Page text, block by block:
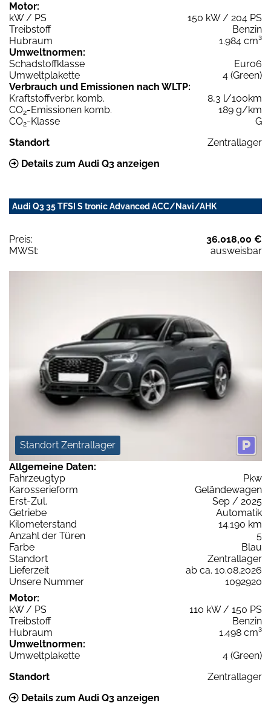
Motor:
kW / PS
150 kW / 204 PS
Treibstoff
Benzin
Hubraum
1.984 cm³
Umweltnormen:
Schadstoffklasse
Euro6
Umweltplakette
4 (Green)
Verbrauch und Emissionen nach WLTP:
Kraftstoffverbr. komb.
8,3 l/100km
CO2-Emissionen komb.
189 g/km
CO2-Klasse
G
Standort
Zentrallager
Details zum Audi Q3 anzeigen
Audi Q3 35 TFSI S tronic Advanced ACC/Navi/AHK
Preis:
36.018,00 €
MWSt:
ausweisbar
Standort Zentrallager
Allgemeine Daten:
Fahrzeugtyp
Pkw
Karosserieform
Geländewagen
Erst-Zul.
Sep / 2025
Getriebe
Automatik
Kilometerstand
14.190 km
Anzahl der Türen
5
Farbe
Blau
Standort
Zentrallager
Lieferzeit
ab ca. 10.08.2026
Unsere Nummer
1092920
Motor:
kW / PS
110 kW / 150 PS
Treibstoff
Benzin
Hubraum
1.498 cm³
Umweltnormen:
Umweltplakette
4 (Green)
Standort
Zentrallager
Details zum Audi Q3 anzeigen